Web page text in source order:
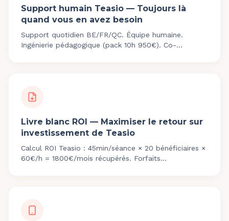
Support humain Teasio — Toujours là
quand vous en avez besoin
Support quotidien BE/FR/QC. Équipe humaine.
Ingénierie pédagogique (pack 10h 950€). Co-
Livre blanc ROI — Maximiser le retour sur
investissement de Teasio
Calcul ROI Teasio : 45min/séance × 20 bénéficiaires ×
60€/h = 1800€/mois récupérés. Forfaits